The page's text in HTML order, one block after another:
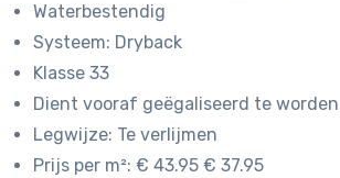
Waterbestendig
Systeem: Dryback
Klasse 33
Dient vooraf geëgaliseerd te worden
Legwijze: Te verlijmen
Prijs per m²: € 43.95 € 37.95